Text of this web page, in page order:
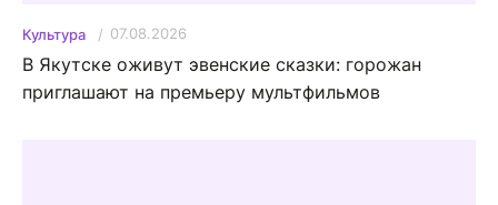
Культура 07.08.2026
В Якутске оживут эвенские сказки: горожан
приглашают на премьеру мультфильмов